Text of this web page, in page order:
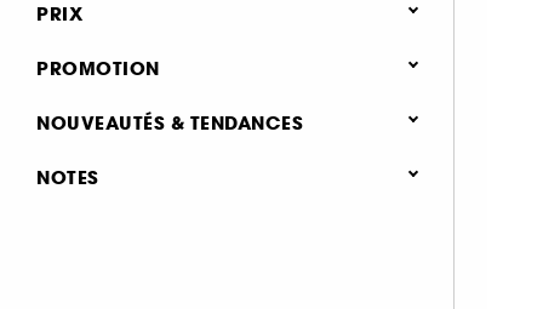
PRIX
PROMOTION
0 (27)
NOUVEAUTÉS & TENDANCES
Nouveauté (1)
NOTES